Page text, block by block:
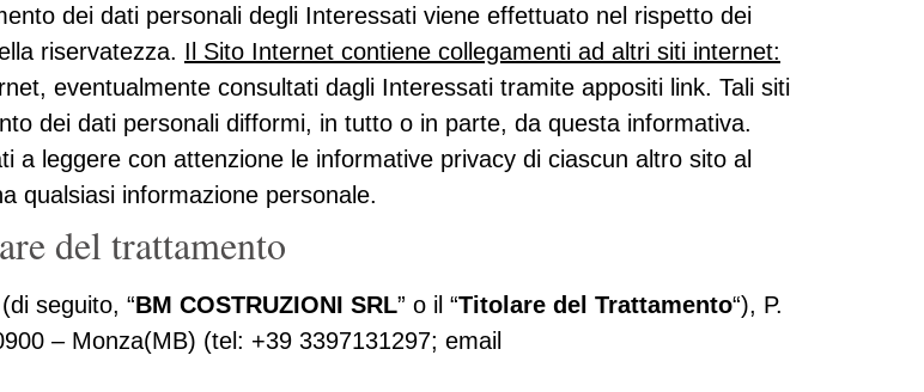
dei dati personali degli Interessati viene effettuato nel rispetto dei
riservatezza. Il Sito Internet contiene collegamenti ad altri siti internet:
eventualmente consultati dagli Interessati tramite appositi link. Tali siti
dei dati personali difformi, in tutto o in parte, da questa informativa.
a leggere con attenzione le informative privacy di ciascun altro sito al
qualsiasi informazione personale.
del trattamento
seguito, “BM COSTRUZIONI SRL” o il “Titolare del Trattamento“), P.
– Monza(MB) (tel: +39 3397131297; email